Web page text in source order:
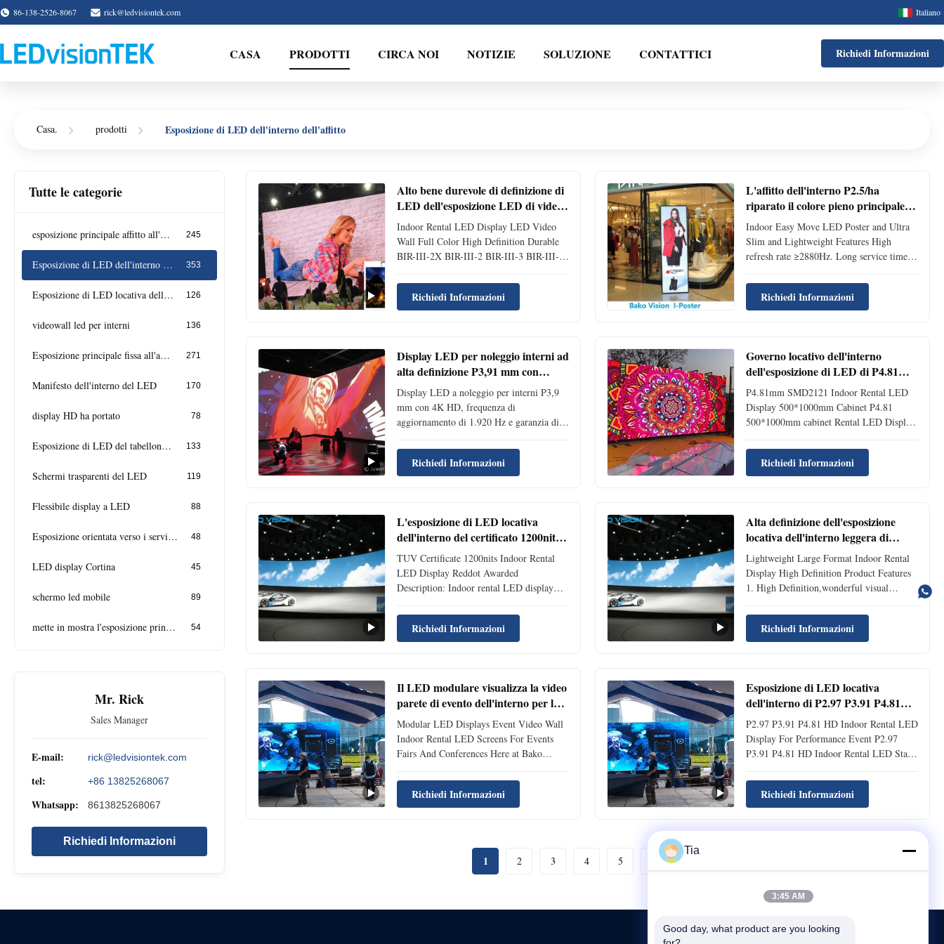
86-138-2526-8067 rick@ledvisiontek.com Italiano
CASA PRODOTTI CIRCA NOI NOTIZIE SOLUZIONE CONTATTICI Richiedi Informazioni
Casa. prodotti Esposizione di LED dell'interno dell'affitto
Tutte le categorie
esposizione principale affitto all'aperto 245
Esposizione di LED dell'interno dell'affitto 353
Esposizione di LED locativa della fase 126
videowall led per interni 136
Esposizione principale fissa all'aperto 271
Manifesto dell'interno del LED 170
display HD ha portato 78
Esposizione di LED del tabellone per le affissioni 133
Schermi trasparenti del LED 119
Flessibile display a LED 88
Esposizione orientata verso i servizi anteriore 48
LED display Cortina 45
schermo led mobile 89
mette in mostra l'esposizione principale perimetro 54
Mr. Rick
Sales Manager
E-mail: rick@ledvisiontek.com
tel: +86 13825268067
Whatsapp: 8613825268067
Richiedi Informazioni
Alto bene durevole di definizione di
LED dell'esposizione LED di video
colore pieno locativo dell'interno
della parete
Indoor Rental LED Display LED Video
Wall Full Color High Definition Durable
BIR-III-2X BIR-III-2 BIR-III-3 BIR-III-4
4.81mm Pixel Configuration SMD2121
SMD2121 SMD2121 SMD2121 Pixel
Density 147,456 pixels/㎡ 112,896 pixels/
Richiedi Informazioni
L'affitto dell'interno P2.5/ha
riparato il colore pieno principale
dell'esposizione del manifesto con la
base/ruote per la pubblicità e la
guida del negozio
Indoor Easy Move LED Poster and Ultra
Slim and Lightweight Features High
refresh rate ≥2880Hz. Long service time.
slim and lightweight. Only 28kg per set,
35mm thickness. It is the most slim and
lightweight led poster display compare
Richiedi Informazioni
Display LED per noleggio interni ad
alta definizione P3,91 mm con
ampio angolo di visione ed
elaborazione digitale a 16 bit
Display LED a noleggio per interni P3,9
mm con 4K HD, frequenza di
aggiornamento di 1.920 Hz e garanzia di 2
pressofuso (8 kg) consentono l'utilizzo da
parte di una sola persona. Dispone di
connessioni wireless, angoli regolabili e
Richiedi Informazioni
Governo locativo dell'interno
dell'esposizione di LED di P4.81mm
SMD2121 500*1000mm
P4.81mm SMD2121 Indoor Rental LED
Display 500*1000mm Cabinet P4.81
500*1000mm cabinet Rental LED Display
Angeles Description: P4.81 outdoor rental
LED display panel is perfectly suited for
high end video wall solution. Its magnetic
Richiedi Informazioni
L'esposizione di LED locativa
dell'interno del certificato 1200nits
di TUV Reddot ha assegnato
TUV Certificate 1200nits Indoor Rental
LED Display Reddot Awarded
Description: Indoor rental LED display
mall, fashion store. Features: 1. Seamless
Connection and Easy Installation 2. Truss
hanging and ground support both available
Richiedi Informazioni
Alta definizione dell'esposizione
locativa dell'interno leggera di
ampio formato
Lightweight Large Format Indoor Rental
Display High Definition Product Features
1. High Definition,wonderful visual
the spectators far from the screen can still
enjoy what is shown, even under direct
sunlight. 3. High resolution could
Richiedi Informazioni
Il LED modulare visualizza la video
parete di evento dell'interno per le
fiere e le conferenze di eventi
Modular LED Displays Event Video Wall
Indoor Rental LED Screens For Events
Fairs And Conferences Here at Bako
indoor rental applications and the
importance of having versatile,
lightweight, easy to carry and fast
Richiedi Informazioni
Esposizione di LED locativa
dell'interno di P2.97 P3.91 P4.81
HD per l'evento di prestazione
P2.97 P3.91 P4.81 HD Indoor Rental LED
Display For Performance Event P2.97
P3.91 P4.81 HD Indoor Rental LED Stage
Event and Living Show pictures & photos
Indoor rental Screen Features and
Advantages: Curved angle : ±10°
Richiedi Informazioni
1 2 3 4 5 Il prossimo.
Tia
3:45 AM
Good day, what product are you looking